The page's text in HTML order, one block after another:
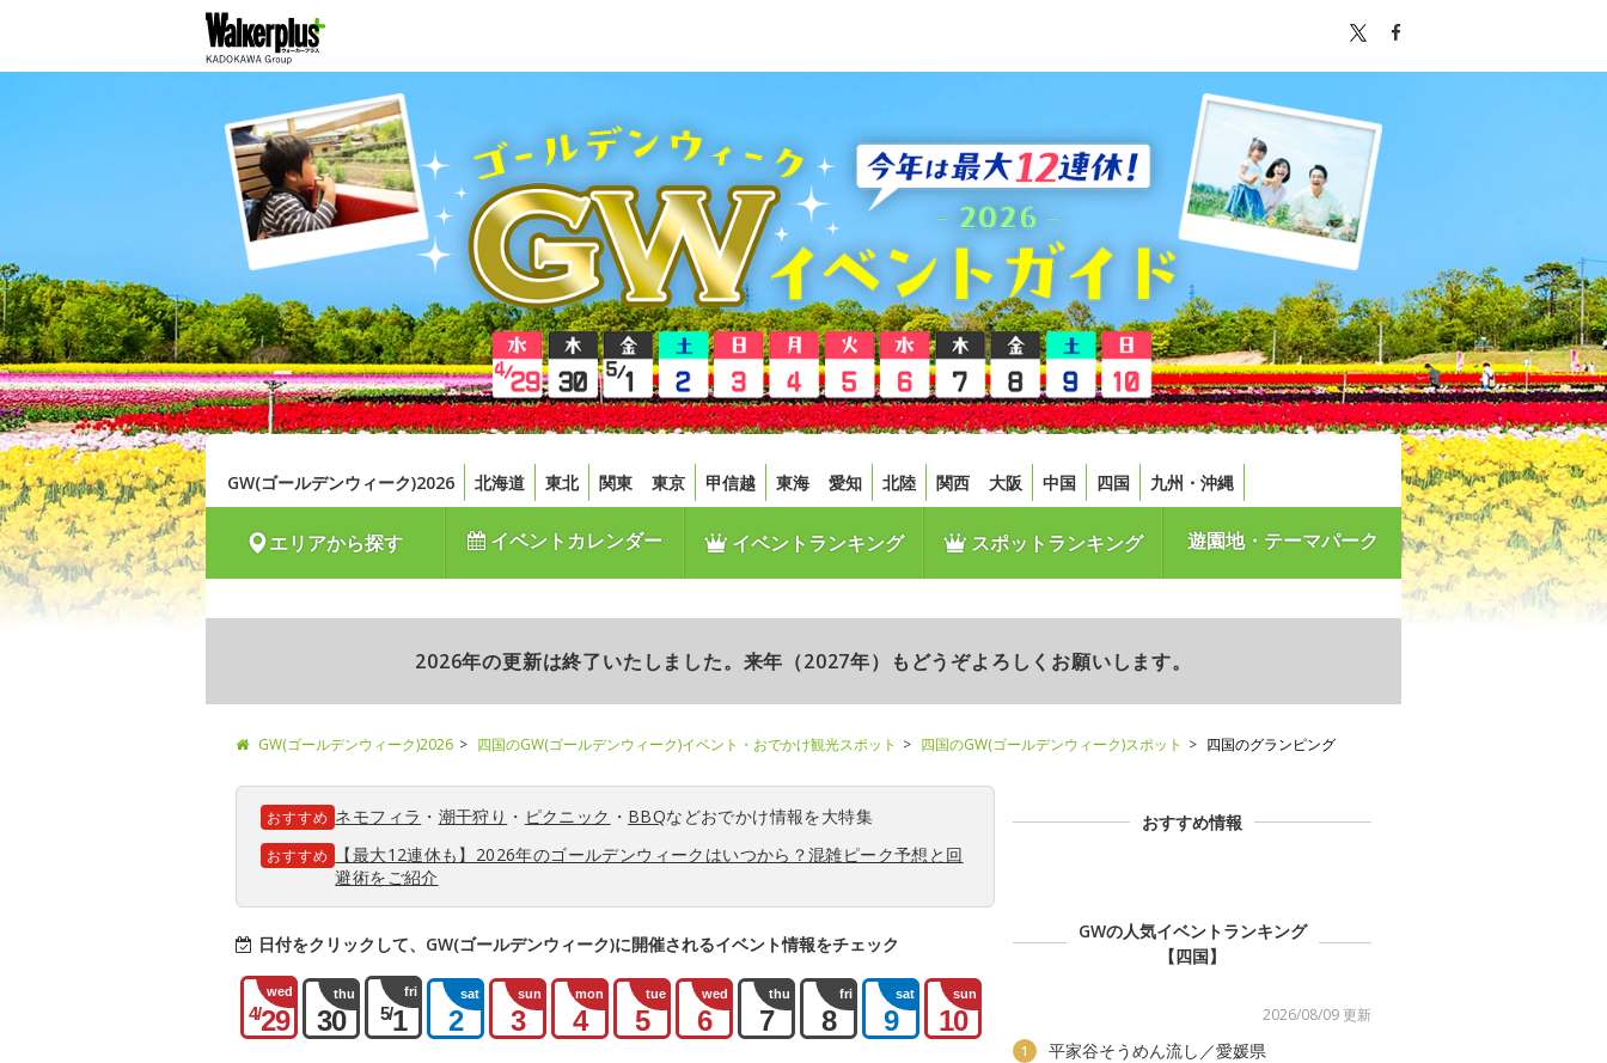
GW(ゴールデンウィーク)2026 北海道 東北 関東 東京 甲信越 東海 愛知 北陸 関西 大阪 中国 四国 九州・沖縄
エリアから探す イベントカレンダー イベントランキング スポットランキング 遊園地・テーマパーク
2026年の更新は終了いたしました。来年（2027年）もどうぞよろしくお願いします。
GW(ゴールデンウィーク)2026 四国のGW(ゴールデンウィーク)イベント・おでかけ観光スポット 四国のGW(ゴールデンウィーク)スポット 四国のグランピング
おすすめ ネモフィラ ・ 潮干狩り ・ ピクニック ・ BBQなどおでかけ情報を大特集
おすすめ
【最大12連休も】2026年のゴールデンウィークはいつから？混雑ピーク予想と回
避術をご紹介
日付をクリックして、GW(ゴールデンウィーク)に開催されるイベント情報をチェック
wed
4/29
thu
30
fri
5/1
sat
2
sun
3
mon
4
tue
5
wed
6
thu
7
fri
8
sat
9
sun
10
おすすめ情報
GWの人気イベントランキング
【四国】
2026/08/09 更新
1 平家谷そうめん流し／愛媛県